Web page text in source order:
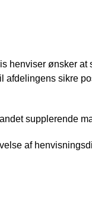
henviser ønsker
afdelingens sikre
supplerende
af